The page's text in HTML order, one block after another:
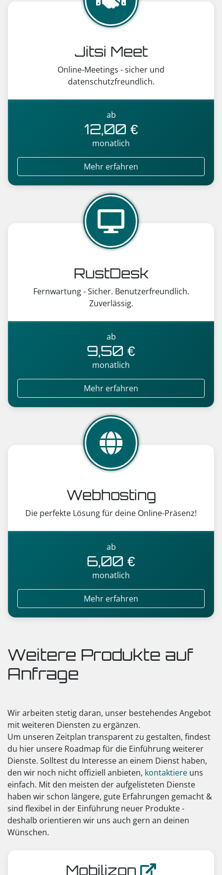
Jitsi Meet
Online-Meetings - sicher und
datenschutzfreundlich.
ab
12,00 €
monatlich
Mehr erfahren
RustDesk
Fernwartung - Sicher. Benutzerfreundlich.
Zuverlässig.
ab
9,50 €
monatlich
Mehr erfahren
Webhosting
Die perfekte Lösung für deine Online-Präsenz!
ab
6,00 €
monatlich
Mehr erfahren
Weitere Produkte auf
Anfrage
Wir arbeiten stetig daran, unser bestehendes Angebot
mit weiteren Diensten zu ergänzen.
Um unseren Zeitplan transparent zu gestalten, findest
du hier unsere Roadmap für die Einführung weiterer
Dienste. Solltest du Interesse an einem Dienst haben,
den wir noch nicht offiziell anbieten, kontaktiere uns
einfach. Mit den meisten der aufgelisteten Dienste
haben wir schon längere, gute Erfahrungen gemacht &
sind flexibel in der Einführung neuer Produkte -
deshalb orientieren wir uns auch gern an deinen
Wünschen.
Mobilizon